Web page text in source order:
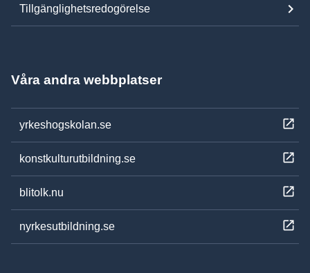
Tillgänglighetsredogörelse
Våra andra webbplatser
yrkeshogskolan.se
konstkulturutbildning.se
blitolk.nu
nyrkesutbildning.se